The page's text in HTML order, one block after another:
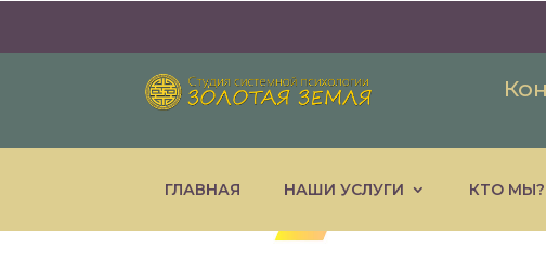
ГЛАВНАЯ НАШИ УСЛУГИ КТО МЫ?